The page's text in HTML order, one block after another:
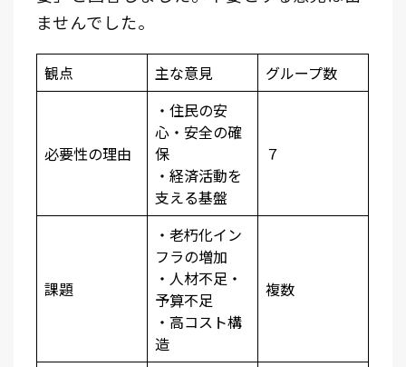
ませんでした。
観点 主な意見 グループ数
必要性の理由
・住民の安
心・安全の確
保
・経済活動を
支える基盤
７
課題
・老朽化イン
フラの増加
・人材不足・
予算不足
・高コスト構
造
複数